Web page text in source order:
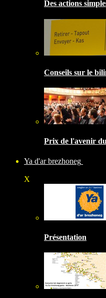
Des actions
Conseils sur le
Prix de l'avenir
Ya d'ar brezhoneg
X
Présentation